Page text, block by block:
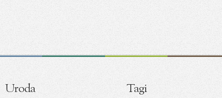
Uroda
Tagi